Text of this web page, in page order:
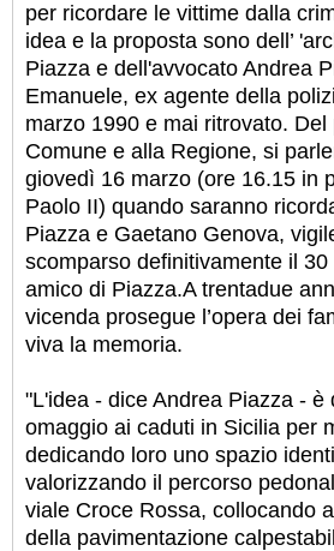
per ricordare le vittime dalla
idea e la proposta sono dell’
Piazza e dell'avvocato Andrea
Emanuele, ex agente della
marzo 1990 e mai ritrovato. Del
Comune e alla Regione, si
giovedì 16 marzo (ore 16.15 in
Paolo II) quando saranno
Piazza e Gaetano Genova,
scomparso definitivamente il 30
amico di Piazza.A trentadue
vicenda prosegue l’opera dei
viva la memoria.
"L'idea - dice Andrea Piazza - è
omaggio ai caduti in Sicilia per
dedicando loro uno spazio
valorizzando il percorso
viale Croce Rossa, collocando
della pavimentazione